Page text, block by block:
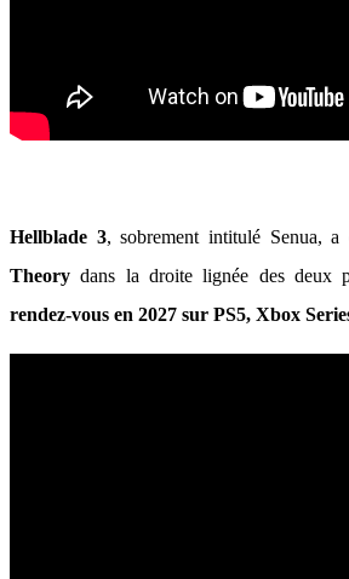
Hellblade 3, sobrement intitulé Senua,
Theory dans la droite lignée des deux
rendez-vous en 2027 sur PS5, Xbox